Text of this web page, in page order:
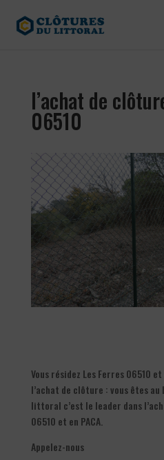
l’achat de
06510
Vous résidez Les Ferres 06510
l’achat de clôture : vous êtes
littoral c’est le leader dans
06510 et en PACA.
Appelez-nous